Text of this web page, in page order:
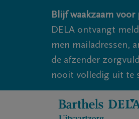
Overslaan en naar inhoud gaan
Blijf waakzaam
DELA ontvangt
men mailadressen,
de afzender
nooit volledig uit te